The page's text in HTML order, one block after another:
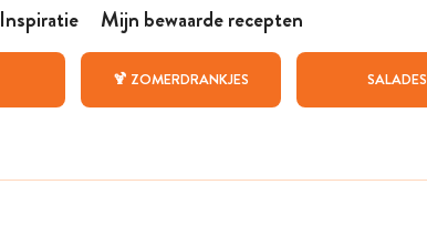
Inspiratie Mijn bewaarde recepten
🍹 ZOMERDRANKJES SALADES